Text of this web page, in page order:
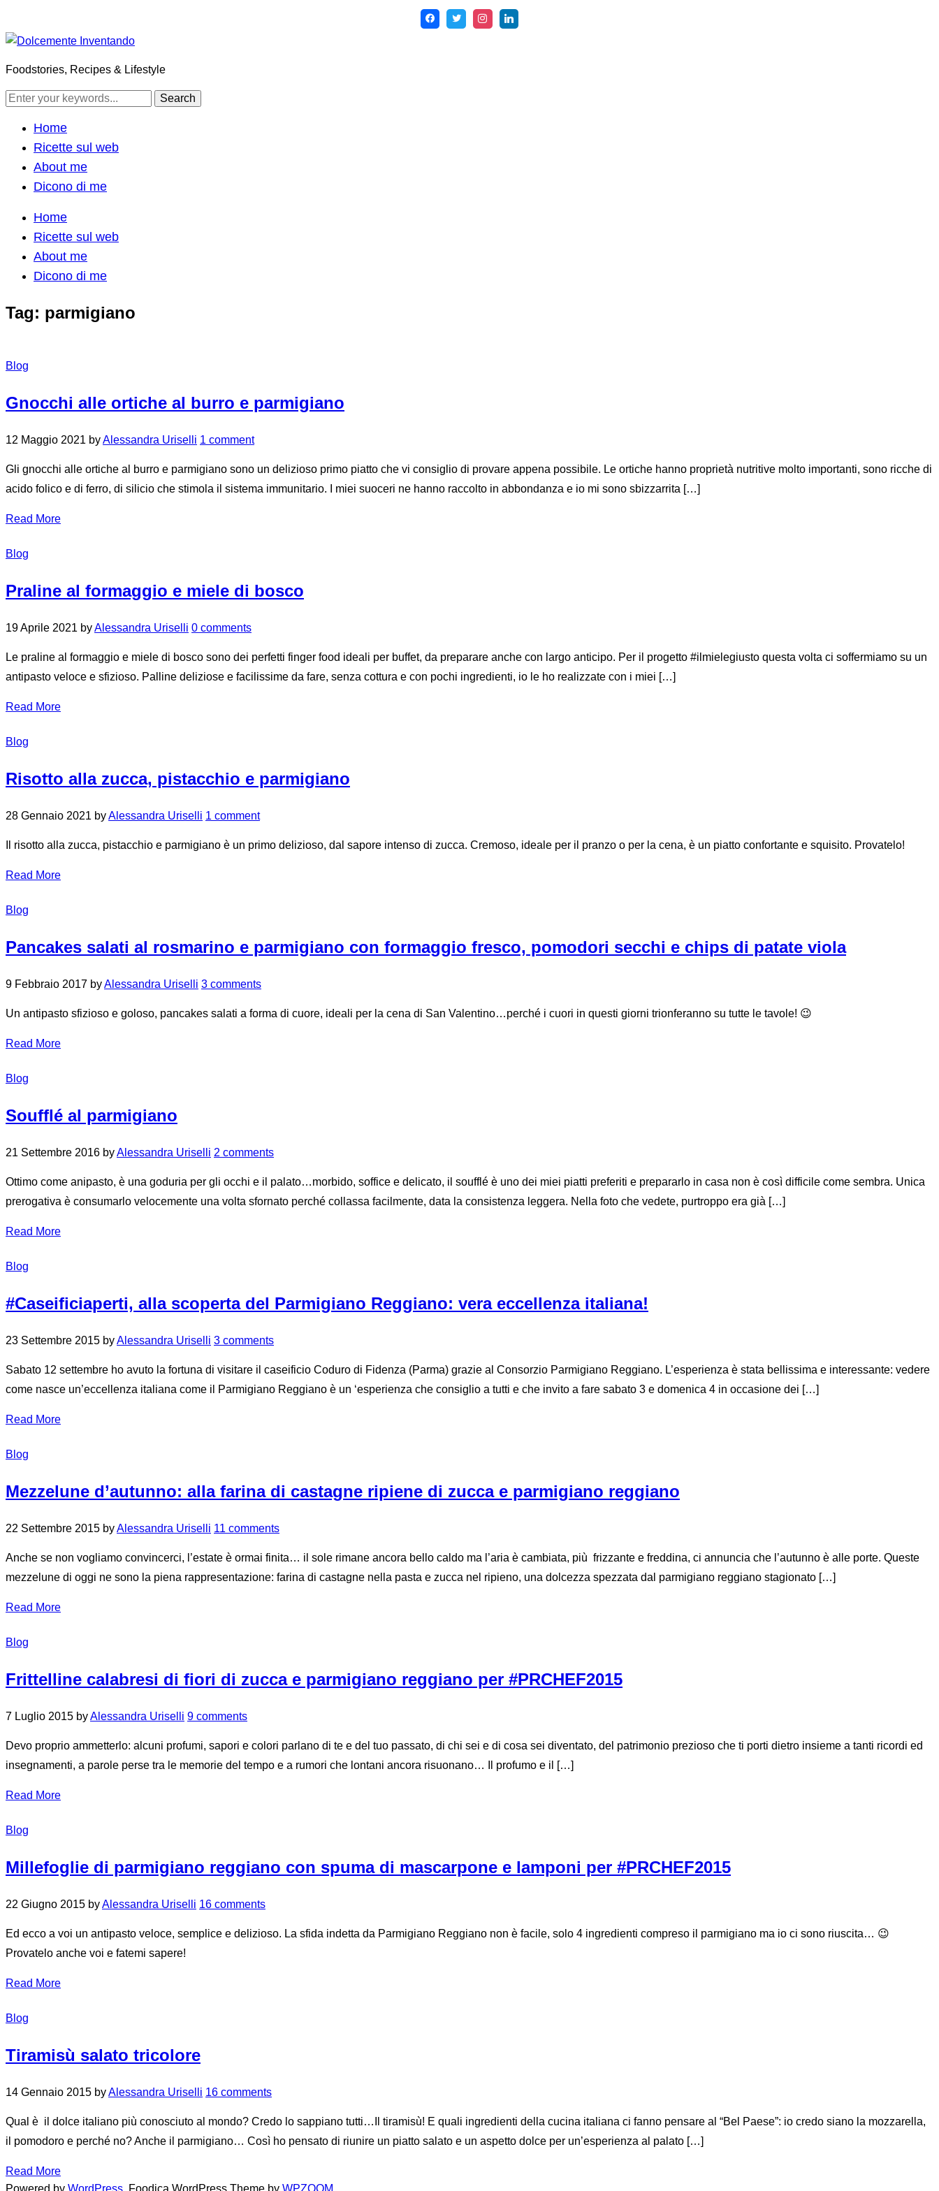
Foodstories, Recipes & Lifestyle
Home
Ricette sul web
About me
Dicono di me
Home
Ricette sul web
About me
Dicono di me
Tag: parmigiano
Blog
Gnocchi alle ortiche al burro e parmigiano
12 Maggio 2021 byAlessandra Uriselli 1 comment
Gli gnocchi alle ortiche al burro e parmigiano sono un delizioso primo piatto che vi consiglio di provare appena possibile. Le ortiche hanno proprietà nutritive molto importanti, sono ricche di
acido folico e di ferro, di silicio che stimola il sistema immunitario. I miei suoceri ne hanno raccolto in abbondanza e io mi sono sbizzarrita […]
Read More
Blog
Praline al formaggio e miele di bosco
19 Aprile 2021 byAlessandra Uriselli 0 comments
Le praline al formaggio e miele di bosco sono dei perfetti finger food ideali per buffet, da preparare anche con largo anticipo. Per il progetto #ilmielegiusto questa volta ci soffermiamo su un
antipasto veloce e sfizioso. Palline deliziose e facilissime da fare, senza cottura e con pochi ingredienti, io le ho realizzate con i miei […]
Read More
Blog
Risotto alla zucca, pistacchio e parmigiano
28 Gennaio 2021 byAlessandra Uriselli 1 comment
Il risotto alla zucca, pistacchio e parmigiano è un primo delizioso, dal sapore intenso di zucca. Cremoso, ideale per il pranzo o per la cena, è un piatto confortante e squisito. Provatelo!
Read More
Blog
Pancakes salati al rosmarino e parmigiano con formaggio fresco, pomodori secchi e chips di patate viola
9 Febbraio 2017 byAlessandra Uriselli 3 comments
Un antipasto sfizioso e goloso, pancakes salati a forma di cuore, ideali per la cena di San Valentino…perché i cuori in questi giorni trionferanno su tutte le tavole! 😉
Read More
Blog
Soufflé al parmigiano
21 Settembre 2016 byAlessandra Uriselli 2 comments
Ottimo come anipasto, è una goduria per gli occhi e il palato…morbido, soffice e delicato, il soufflé è uno dei miei piatti preferiti e prepararlo in casa non è così difficile come sembra. Unica
prerogativa è consumarlo velocemente una volta sfornato perché collassa facilmente, data la consistenza leggera. Nella foto che vedete, purtroppo era già […]
Read More
Blog
#Caseificiaperti, alla scoperta del Parmigiano Reggiano: vera eccellenza italiana!
23 Settembre 2015 byAlessandra Uriselli 3 comments
Sabato 12 settembre ho avuto la fortuna di visitare il caseificio Coduro di Fidenza (Parma) grazie al Consorzio Parmigiano Reggiano. L’esperienza è stata bellissima e interessante: vedere
come nasce un’eccellenza italiana come il Parmigiano Reggiano è un ‘esperienza che consiglio a tutti e che invito a fare sabato 3 e domenica 4 in occasione dei […]
Read More
Blog
Mezzelune d’autunno: alla farina di castagne ripiene di zucca e parmigiano reggiano
22 Settembre 2015 byAlessandra Uriselli 11 comments
Anche se non vogliamo convincerci, l’estate è ormai finita… il sole rimane ancora bello caldo ma l’aria è cambiata, più frizzante e freddina, ci annuncia che l’autunno è alle porte. Queste
mezzelune di oggi ne sono la piena rappresentazione: farina di castagne nella pasta e zucca nel ripieno, una dolcezza spezzata dal parmigiano reggiano stagionato […]
Read More
Blog
Frittelline calabresi di fiori di zucca e parmigiano reggiano per #PRCHEF2015
7 Luglio 2015 byAlessandra Uriselli 9 comments
Devo proprio ammetterlo: alcuni profumi, sapori e colori parlano di te e del tuo passato, di chi sei e di cosa sei diventato, del patrimonio prezioso che ti porti dietro insieme a tanti ricordi ed
insegnamenti, a parole perse tra le memorie del tempo e a rumori che lontani ancora risuonano… Il profumo e il […]
Read More
Blog
Millefoglie di parmigiano reggiano con spuma di mascarpone e lamponi per #PRCHEF2015
22 Giugno 2015 byAlessandra Uriselli 16 comments
Ed ecco a voi un antipasto veloce, semplice e delizioso. La sfida indetta da Parmigiano Reggiano non è facile, solo 4 ingredienti compreso il parmigiano ma io ci sono riuscita… 😉
Provatelo anche voi e fatemi sapere!
Read More
Blog
Tiramisù salato tricolore
14 Gennaio 2015 byAlessandra Uriselli 16 comments
Qual è il dolce italiano più conosciuto al mondo? Credo lo sappiano tutti…Il tiramisù! E quali ingredienti della cucina italiana ci fanno pensare al “Bel Paese”: io credo siano la mozzarella,
il pomodoro e perché no? Anche il parmigiano… Così ho pensato di riunire un piatto salato e un aspetto dolce per un’esperienza al palato […]
Read More